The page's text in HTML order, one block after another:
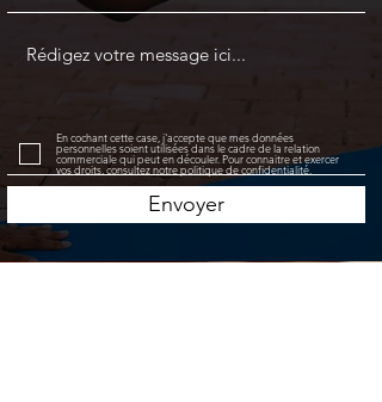
En cochant cette case, j'accepte que mes données
personnelles soient utilisées dans le cadre de la relation
commerciale qui peut en découler. Pour connaitre et exercer
vos droits, consultez notre politique de confidentialité.
Envoyer